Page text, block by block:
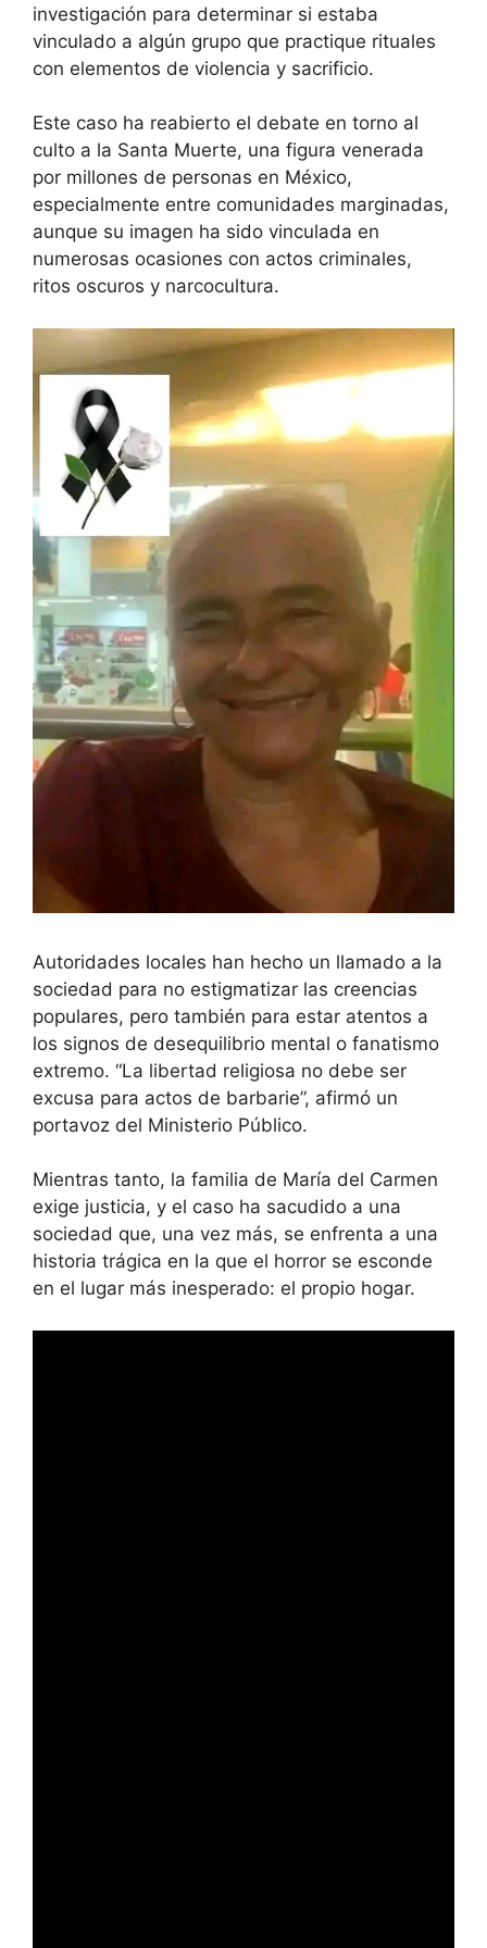
investigación para determinar si estaba
vinculado a algún grupo que practique rituales
con elementos de violencia y sacrificio.
Este caso ha reabierto el debate en torno al
culto a la Santa Muerte, una figura venerada
por millones de personas en México,
especialmente entre comunidades marginadas,
aunque su imagen ha sido vinculada en
numerosas ocasiones con actos criminales,
ritos oscuros y narcocultura.
Autoridades locales han hecho un llamado a la
sociedad para no estigmatizar las creencias
populares, pero también para estar atentos a
los signos de desequilibrio mental o fanatismo
extremo. “La libertad religiosa no debe ser
excusa para actos de barbarie”, afirmó un
portavoz del Ministerio Público.
Mientras tanto, la familia de María del Carmen
exige justicia, y el caso ha sacudido a una
sociedad que, una vez más, se enfrenta a una
historia trágica en la que el horror se esconde
en el lugar más inesperado: el propio hogar.